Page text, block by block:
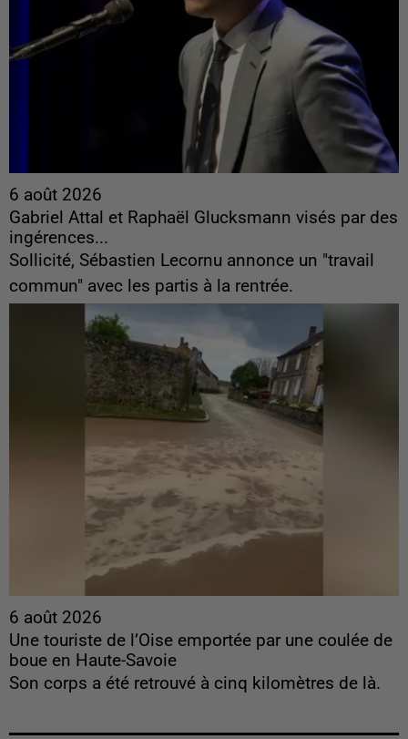
6 août 2026
Gabriel Attal et Raphaël Glucksmann visés par des
ingérences...
Sollicité, Sébastien Lecornu annonce un "travail
commun" avec les partis à la rentrée.
6 août 2026
Une touriste de l’Oise emportée par une coulée de
boue en Haute-Savoie
Son corps a été retrouvé à cinq kilomètres de là.